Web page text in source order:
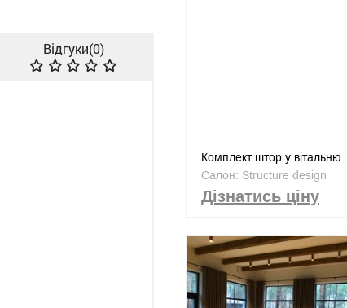
Відгуки(0)
Комплект штор у вітальню
Салон: Structure design
Дізнатись ціну